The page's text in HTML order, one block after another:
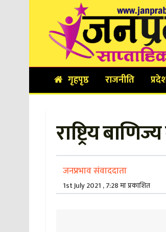
गृहपृष्ठ राजनीति
राष्ट्रिय
जनप्रभाव संवाददाता
1st July 2021 , 7:28 मा प्रकाशित